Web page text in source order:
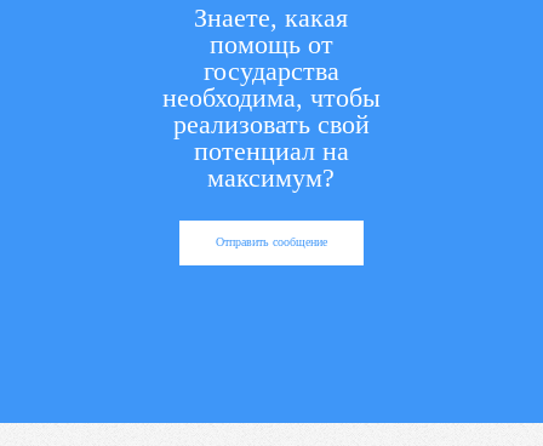
Знаете, какая
помощь от
государства
необходима, чтобы
реализовать свой
потенциал на
максимум?
Отправить сообщение